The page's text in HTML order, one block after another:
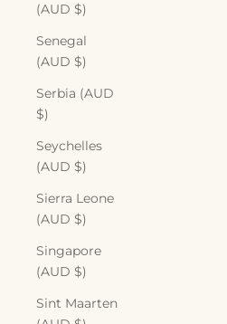
(AUD $)
Senegal
(AUD $)
Serbia (AUD
$)
Seychelles
(AUD $)
Sierra Leone
(AUD $)
Singapore
(AUD $)
Sint Maarten